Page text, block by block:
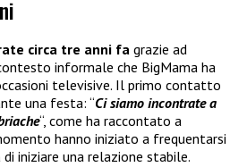
circa tre anni fa grazie ad
informale che BigMama ha
televisive. Il primo contatto
una festa: “Ci siamo incontrate a
“, come ha raccontato a
hanno iniziato a frequentarsi
di iniziare una relazione stabile.